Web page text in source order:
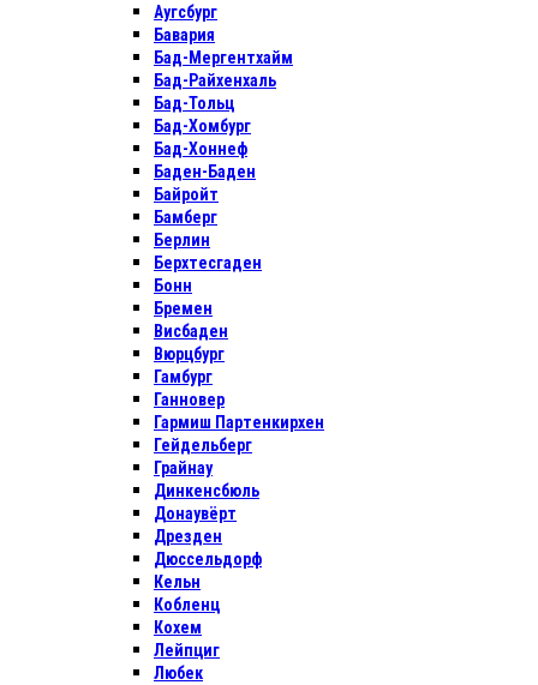
Аугсбург
Бавария
Бад-Мергентхайм
Бад-Райхенхаль
Бад-Тольц
Бад-Хомбург
Бад-Хоннеф
Баден-Баден
Байройт
Бамберг
Берлин
Берхтесгаден
Бонн
Бремен
Висбаден
Вюрцбург
Гамбург
Ганновер
Гармиш Партенкирхен
Гейдельберг
Грайнау
Динкенсбюль
Донаувёрт
Дрезден
Дюссельдорф
Кельн
Кобленц
Кохем
Лейпциг
Любек